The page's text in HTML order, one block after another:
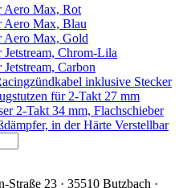
Aero Max, Rot
Aero Max, Blau
Aero Max, Gold
Chrom-Lila
Carbon
inklusive Stecker
für 2-Takt 27 mm
2-Takt 34 mm, Flachschieber
in der Härte Verstellbar
23 · 35510 Butzbach ·